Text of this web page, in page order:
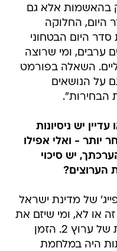
בהאשמות אלא גם
היום, החלוקה
היום הבטחוני
ערבים, ומי שרוצה
השאלה בפורמט
על הנושאים
הבחירות".
ובערוץ 1 היו או עדיין יש ניסיונות
יותר - ואלי אפילו
יש סיכוי
הערוצים?
של מדינת ישראל
את זה או לא, ומי שיזם את
העימות הזה זו חברת החדשות של ערוץ 2. הזמן
היה במלחמת